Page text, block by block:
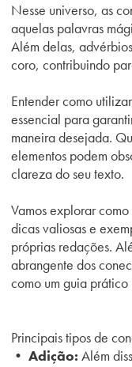
Nesse universo, as
aquelas palavras
Além delas,
coro, contribuindo
Entender como
essencial para
maneira desejada.
elementos podem
clareza do seu texto.
Vamos explorar
dicas valiosas e
próprias redações.
abrangente dos
como um guia prático
Principais tipos de
• Adição: Além